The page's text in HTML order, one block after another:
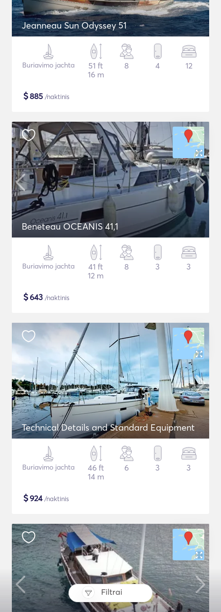
Filtrai
Jeanneau Sun Odyssey 51
Buriavimo jachta
51 ft
16 m
8 4 12
$885 /naktinis
Beneteau OCEANIS 41,1
Buriavimo jachta
41 ft
12 m
8 3 3
$643 /naktinis
Technical Details and Standard Equipment
Buriavimo jachta
46 ft
14 m
6 3 3
$924/naktinis